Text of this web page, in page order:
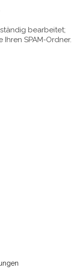
bearbeitet;
SPAM-Ordner.